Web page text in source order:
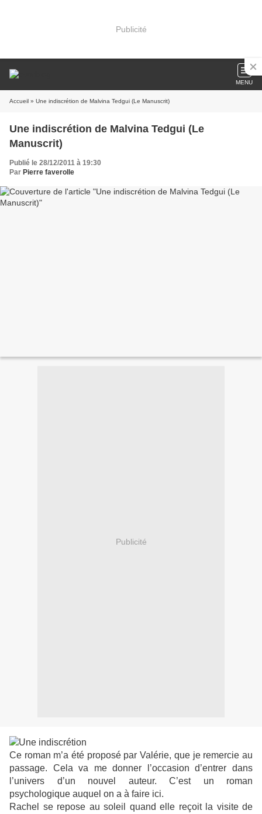
Publicité
MENU
Accueil » Une indiscrétion de Malvina Tedgui (Le Manuscrit)
Une indiscrétion de Malvina Tedgui (Le
Manuscrit)
Publié le 28/12/2011 à 19:30
Par Pierre faverolle
Publicité
Ce roman m’a été proposé par Valérie, que je remercie au
passage. Cela va me donner l’occasion d’entrer dans
l’univers d’un nouvel auteur. C’est un roman
psychologique auquel on a à faire ici.
Rachel se repose au soleil quand elle reçoit la visite de